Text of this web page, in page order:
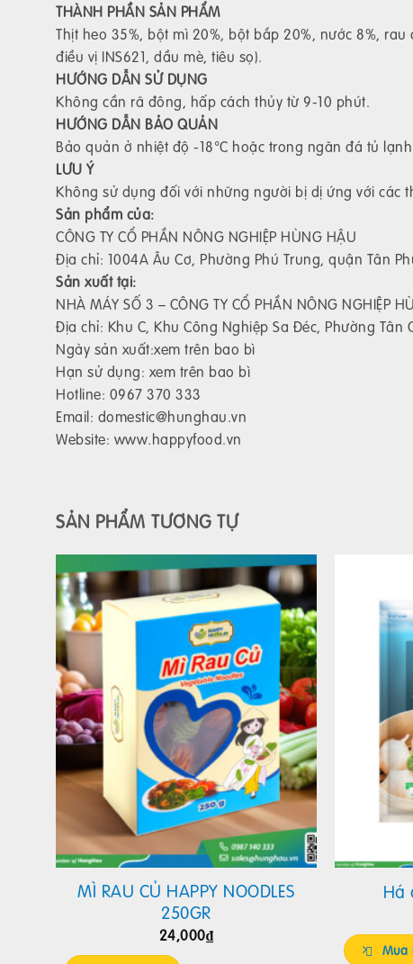
THÀNH PHẦN SẢN PHẨM
Thịt heo 35%, bột mì 20%, bột bắp 20%, nước 8%,
điều vị INS621, dầu mè, tiêu sọ).
HƯỚNG DẪN SỬ DỤNG
Không cần rã đông, hấp cách thủy từ 9-10 phút.
HƯỚNG DẪN BẢO QUẢN
Bảo quản ở nhiệt độ -18°C hoặc trong ngăn đá tủ
LƯU Ý
Không sử dụng đối với những người bị dị ứng với các
Sản phẩm của:
CÔNG TY CỔ PHẦN NÔNG NGHIỆP HÙNG HẬU
Địa chỉ: 1004A Âu Cơ, Phường Phú Trung, quận Tân
Sản xuất tại:
NHÀ MÁY SỐ 3 – CÔNG TY CỔ PHẦN NÔNG NGHIỆP
Địa chỉ: Khu C, Khu Công Nghiệp Sa Đéc, Phường
Ngày sản xuất:xem trên bao bì
Hạn sử dụng: xem trên bao bì
Hotline: 0967 370 333
Email: domestic@hunghau.vn
Website: www.happyfood.vn
SẢN PHẨM TƯƠNG TỰ
MÌ RAU CỦ HAPPY NOODLES
250GR
24,000₫
Há
Mua